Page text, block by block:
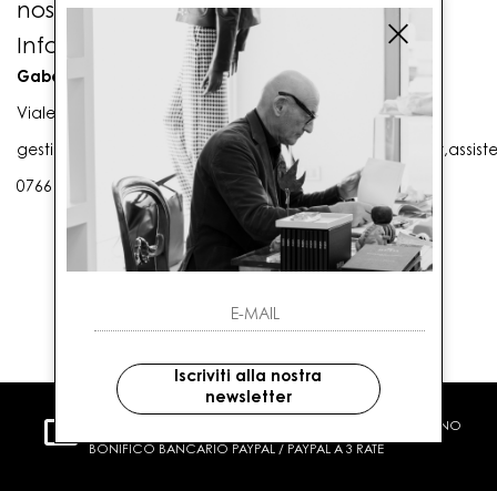
nostri punti vendita:
Info contatti
Gaballo Mario srl
Viale G. Matteotti n. 23 00053 Civitavecchia (RM)
0766 25656
CARTA DI CREDITO CONTRASSEGNO
BONIFICO BANCARIO PAYPAL / PAYPAL A 3 RATE
Iscriviti alla nostra
newsletter